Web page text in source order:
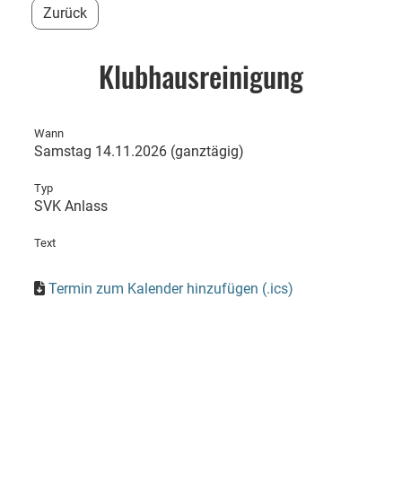
Zurück
Klubhausreinigung
Wann
Samstag 14.11.2026 (ganztägig)
Typ
SVK Anlass
Text
Termin zum Kalender hinzufügen (.ics)